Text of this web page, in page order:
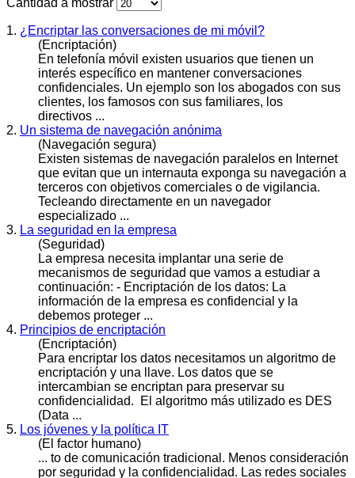
1. ¿Encriptar las conversaciones de mi móvil?
(Encriptación)
En telefonía móvil existen usuarios que tienen un
interés específico en mantener conversaciones
confidencial es. Un ejemplo son los abogados con sus
clientes, los famosos con sus familiares, los
directivos ...
2. Un sistema de navegación anónima
(Navegación segura)
Existen sistemas de navegación paralelos en Internet
que evitan que un internauta exponga su navegación a
terceros con objetivos comerciales o de vigilancia.
Tecleando directamente en un navegador
especializado ...
3. La seguridad en la empresa
(Seguridad)
La empresa necesita implantar una serie de
mecanismos de seguridad que vamos a estudiar a
continuación: - Encriptación de los datos: La
información de la empresa es confidencial y la
debemos proteger ...
4. Principios de encriptación
(Encriptación)
Para encriptar los datos necesitamos un algoritmo de
encriptación y una llave. Los datos que se
intercambian se encriptan para preservar su
confidencial idad. El algoritmo más utilizado es DES
(Data ...
5. Los jóvenes y la política IT
(El factor humano)
... to de comunicación tradicional. Menos consideración
por seguridad y la confidencial idad. Las redes sociales